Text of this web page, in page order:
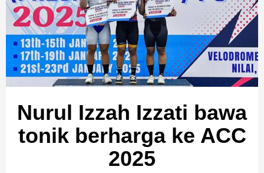
Nurul Izzah Izzati bawa
tonik berharga ke ACC
2025